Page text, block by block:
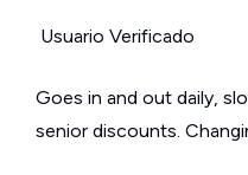
Usuario Verificado
Goes in and out daily,
senior discounts.